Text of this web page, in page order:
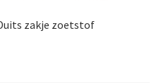
zakje zoetstof